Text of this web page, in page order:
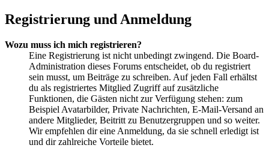
Registrierung und Anmeldung
Wozu muss ich mich registrieren?
Eine Registrierung ist nicht unbedingt zwingend. Die Board-
Administration dieses Forums entscheidet, ob du registriert
sein musst, um Beiträge zu schreiben. Auf jeden Fall erhältst
du als registriertes Mitglied Zugriff auf zusätzliche
Funktionen, die Gästen nicht zur Verfügung stehen: zum
Beispiel Avatarbilder, Private Nachrichten, E-Mail-Versand an
andere Mitglieder, Beitritt zu Benutzergruppen und so weiter.
Wir empfehlen dir eine Anmeldung, da sie schnell erledigt ist
und dir zahlreiche Vorteile bietet.